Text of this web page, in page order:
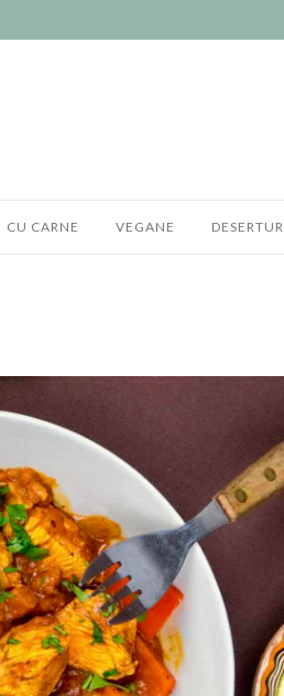
CU CARNE VEGANE